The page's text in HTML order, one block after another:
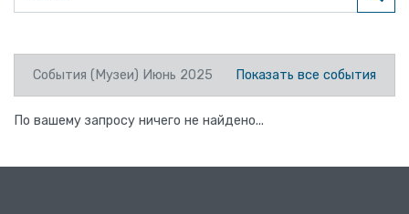
События (Музеи) Июнь 2025 Показать все события
По вашему запросу ничего не найдено...